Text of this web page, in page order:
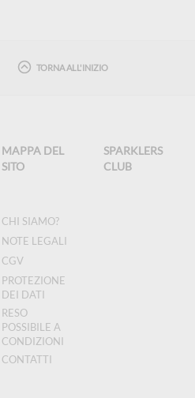
TORNA ALL'INIZIO
MAPPA DEL
SITO
CHI SIAMO?
NOTE LEGALI
CGV
PROTEZIONE
DEI DATI
RESO
POSSIBILE A
CONDIZIONI
CONTATTI
SPARKLERS
CLUB